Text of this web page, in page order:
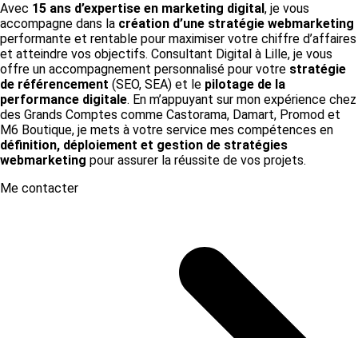
Avec 15 ans d’expertise en marketing digital , je vous
accompagne dans la création d’une stratégie webmarketing
performante et rentable pour maximiser votre chiffre d’affaires
et atteindre vos objectifs. Consultant Digital à Lille, je vous
offre un accompagnement personnalisé pour votre stratégie
de référencement (SEO, SEA) et le pilotage de la
performance digitale. En m’appuyant sur mon expérience chez
des Grands Comptes comme Castorama, Damart, Promod et
M6 Boutique, je mets à votre service mes compétences en
définition, déploiement et gestion de stratégies
webmarketing pour assurer la réussite de vos projets.
Me contacter